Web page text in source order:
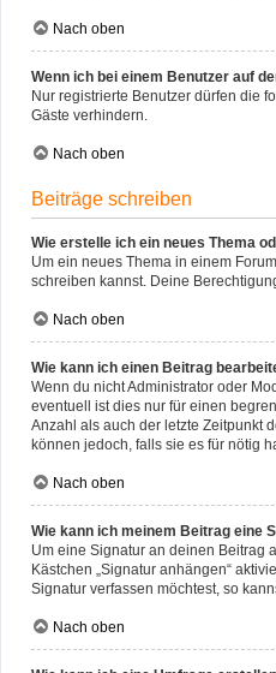
Nach oben
Wenn ich bei einem Benutzer auf
Nur registrierte Benutzer dürfen die
Gäste verhindern.
Nach oben
Beiträge schreiben
Wie erstelle ich ein neues Thema
Um ein neues Thema in einem
schreiben kannst. Deine
Nach oben
Wie kann ich einen Beitrag
Wenn du nicht Administrator oder
eventuell ist dies nur für einen
Anzahl als auch der letzte Zeitpunkt
können jedoch, falls sie es für nötig
Nach oben
Wie kann ich meinem Beitrag eine
Um eine Signatur an deinen Beitrag
Kästchen „Signatur anhängen“
Signatur verfassen möchtest, so
Nach oben